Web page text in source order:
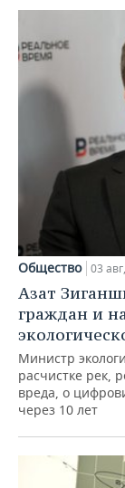
Общество 03
Азат
граждан и
Министр
расчистке рек,
вреда, о
через 10 лет